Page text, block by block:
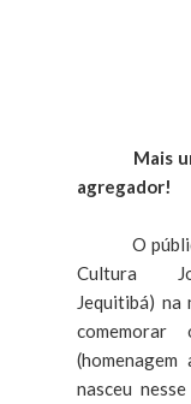
Mais uma
agregador!
O público
Cultura
Jequitibá)
nasceu